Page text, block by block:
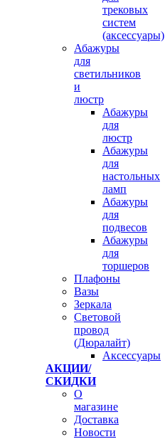
трековых
систем
(аксессуары)
Абажуры
для
светильников
и
люстр
Абажуры
для
люстр
Абажуры
для
настольных
ламп
Абажуры
для
подвесов
Абажуры
для
торшеров
Плафоны
Вазы
Зеркала
Световой
провод
(Дюралайт)
Аксессуары
АКЦИИ/
СКИДКИ
О
магазине
Доставка
Новости